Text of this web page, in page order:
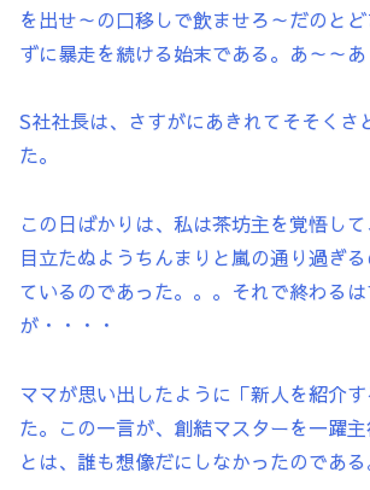
を出せ～の口移しで飲ませろ～だのと
ずに暴走を続ける始末である。あ～～あ
S社社長は、さすがにあきれてそそくさ
た。
この日ばかりは、私は茶坊主を覚悟し
目立たぬようちんまりと嵐の通り過ぎ
ているのであった。。。それで終わる
が・・・・
ママが思い出したように「新人を紹介
た。この一言が、創結マスターを一躍
とは、誰も想像だにしなかったのである